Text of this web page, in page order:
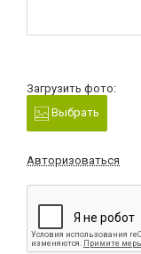
Загрузить фото:
Выбрать
Авторизоваться